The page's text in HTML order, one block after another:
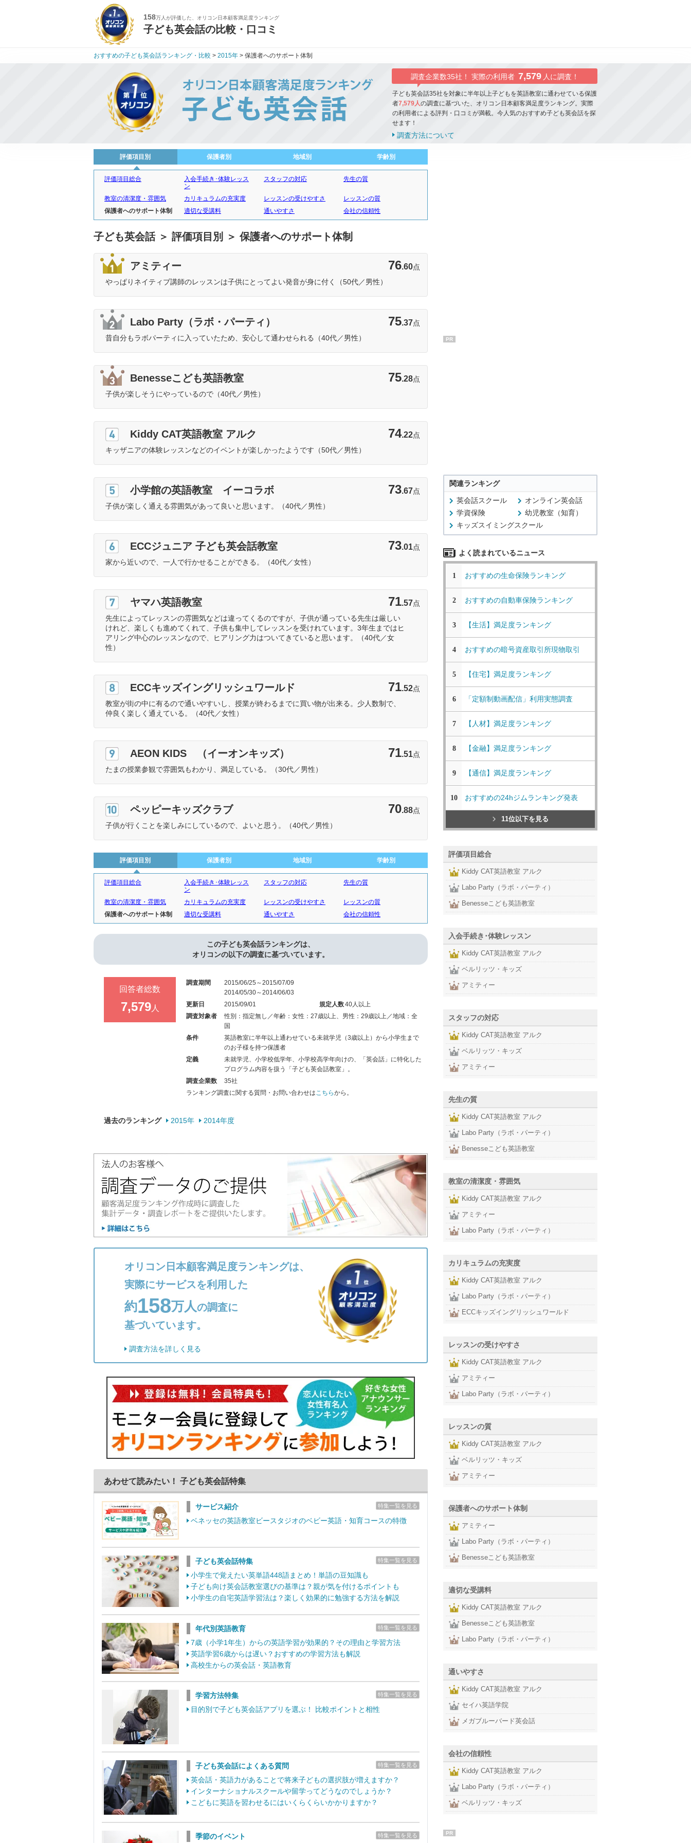
158万人が評価した、オリコン日本顧客満足度ランキング
子ども英会話の比較・口コミ
おすすめの子ども英会話ランキング・比較 > 2015年 > 保護者へのサポート体制
調査企業数35社！ 実際の利用者 7,579 人に調査！
子ども英会話35社を対象に半年以上子どもを英語教室に通わせている保護
者7,579人の調査に基づいた、オリコン日本顧客満足度ランキング。実際
の利用者による評判・口コミが満載。今人気のおすすめ子ども英会話を探
せます！
調査方法について
評価項目別 保護者別 地域別 学齢別
評価項目総合
入会手続き･体験レッス
ン
スタッフの対応 先生の質
教室の清潔度・雰囲気 カリキュラムの充実度 レッスンの受けやすさ
レッスンの質
保護者へのサポート体制
適切な受講料 通いやすさ 会社の信頼性
子ども英会話 ＞ 評価項目別 ＞ 保護者へのサポート体制
アミティー 76.60点
やっぱりネイティブ講師のレッスンは子供にとってよい発音が身に付く（50代／男性）
Labo Party（ラボ・パーティ） 75.37点
昔自分もラボパーティに入っていたため、安心して通わせられる（40代／男性）
Benesseこども英語教室 75.28点
子供が楽しそうにやっているので（40代／男性）
Kiddy CAT英語教室 アルク 74.22点
キッザニアの体験レッスンなどのイベントが楽しかったようです（50代／男性）
小学館の英語教室 イーコラボ 73.67点
子供が楽しく通える雰囲気があって良いと思います。（40代／男性）
ECCジュニア 子ども英会話教室 73.01点
家から近いので、一人で行かせることができる。（40代／女性）
ヤマハ英語教室 71.57点
先生によってレッスンの雰囲気などは違ってくるのですが、子供が通っている先生は厳しい
けれど、楽しくも進めてくれて、子供も集中してレッスンを受けれています。3年生まではヒ
アリング中心のレッスンなので、ヒアリング力はついてきていると思います。（40代／女
性）
ECCキッズイングリッシュワールド 71.52点
教室が街の中に有るので通いやすいし、授業が終わるまでに買い物が出来る。少人数制で、
仲良く楽しく通えている。（40代／女性）
AEON KIDS （イーオンキッズ） 71.51点
たまの授業参観で雰囲気もわかり、満足している。（30代／男性）
ペッピーキッズクラブ 70.88点
子供が行くことを楽しみにしているので、よいと思う。（40代／男性）
評価項目別 保護者別 地域別 学齢別
評価項目総合
入会手続き･体験レッス
ン
スタッフの対応 先生の質
教室の清潔度・雰囲気 カリキュラムの充実度 レッスンの受けやすさ
レッスンの質
保護者へのサポート体制
適切な受講料 通いやすさ 会社の信頼性
この子ども英会話ランキングは、
オリコンの以下の調査に基づいています。
回答者総数
7,579人
調査期間
2015/06/25～2015/07/09
2014/05/30～2014/06/03
更新日
2015/09/01 規定人数40人以上
調査対象者
性別：指定無し／年齢：女性：27歳以上、男性：29歳以上／地域：全
国
条件
英語教室に半年以上通わせている未就学児（3歳以上）から小学生まで
のお子様を持つ保護者
定義
未就学児、小学校低学年、小学校高学年向けの、「英会話」に特化した
プログラム内容を扱う「子ども英会話教室」。
調査企業数
35社
ランキング調査に関する質問・お問い合わせはこちらから。
過去のランキング 2015年 2014年度
オリコン日本顧客満足度ランキングは、
実際にサービスを利用した
約158万人の調査に
基づいています。
調査方法を詳しく見る
あわせて読みたい！ 子ども英会話特集
特集一覧を見る
サービス紹介
ベネッセの英語教室ビースタジオのベビー英語・知育コースの特徴
特集一覧を見る
子ども英会話特集
小学生で覚えたい英単語448語まとめ！単語の豆知識も
子ども向け英会話教室選びの基準は？親が気を付けるポイントも
小学生の自宅英語学習法は？楽しく効果的に勉強する方法を解説
特集一覧を見る
年代別英語教育
7歳（小学1年生）からの英語学習が効果的？その理由と学習方法
英語学習6歳からは遅い？おすすめの学習方法も解説
高校生からの英会話・英語教育
特集一覧を見る
学習方法特集
目的別で子ども英会話アプリを選ぶ！ 比較ポイントと相性
特集一覧を見る
子ども英会話によくある質問
英会話・英語力があることで将来子どもの選択肢が増えますか？
インターナショナルスクールや留学ってどうなのでしょうか？
こどもに英語を習わせるにはいくらくらいかかりますか？
特集一覧を見る
季節のイベント
PR
関連ランキング
英会話スクール
オンライン英会話
学資保険
幼児教室（知育）
キッズスイミングスクール
よく読まれているニュース
1 おすすめの生命保険ランキング
2 おすすめの自動車保険ランキング
3 【生活】満足度ランキング
4 おすすめの暗号資産取引所現物取引
5 【住宅】満足度ランキング
6 「定額制動画配信」利用実態調査
7 【人材】満足度ランキング
8 【金融】満足度ランキング
9 【通信】満足度ランキング
10 おすすめの24hジムランキング発表
11位以下を見る
評価項目総合
Kiddy CAT英語教室 アルク
Labo Party（ラボ・パーティ）
Benesseこども英語教室
入会手続き･体験レッスン
Kiddy CAT英語教室 アルク
ベルリッツ・キッズ
アミティー
スタッフの対応
Kiddy CAT英語教室 アルク
ベルリッツ・キッズ
アミティー
先生の質
Kiddy CAT英語教室 アルク
Labo Party（ラボ・パーティ）
Benesseこども英語教室
教室の清潔度・雰囲気
Kiddy CAT英語教室 アルク
アミティー
Labo Party（ラボ・パーティ）
カリキュラムの充実度
Kiddy CAT英語教室 アルク
Labo Party（ラボ・パーティ）
ECCキッズイングリッシュワールド
レッスンの受けやすさ
Kiddy CAT英語教室 アルク
アミティー
Labo Party（ラボ・パーティ）
レッスンの質
Kiddy CAT英語教室 アルク
ベルリッツ・キッズ
アミティー
保護者へのサポート体制
アミティー
Labo Party（ラボ・パーティ）
Benesseこども英語教室
適切な受講料
Kiddy CAT英語教室 アルク
Benesseこども英語教室
Labo Party（ラボ・パーティ）
通いやすさ
Kiddy CAT英語教室 アルク
セイハ英語学院
メガブルーバード英会話
会社の信頼性
Kiddy CAT英語教室 アルク
Labo Party（ラボ・パーティ）
ベルリッツ・キッズ
PR